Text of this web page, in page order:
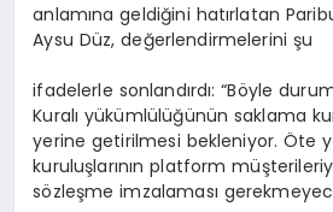
anlamına geldiğini hatırlatan
Aysu Düz, değerlendirmelerini şu
ifadelerle sonlandırdı: “Böyle
Kuralı yükümlülüğünün saklama
yerine getirilmesi bekleniyor. Öte
kuruluşlarının platform
sözleşme imzalaması